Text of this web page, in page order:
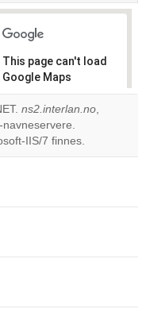
This page can't load
Google Maps
correctly.
Do you
own this
ns2.interlan.no,
IIS/7 finnes.